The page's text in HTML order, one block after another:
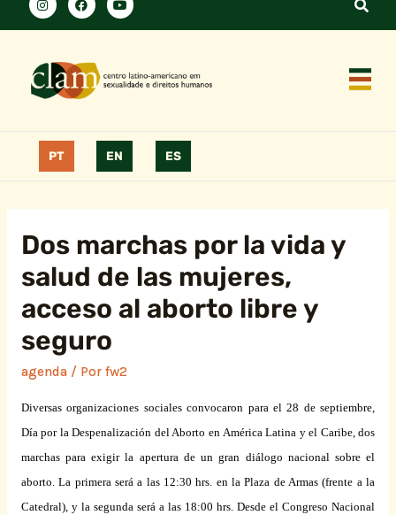
PT EN ES
Dos marchas por la vida y
salud de las mujeres,
acceso al aborto libre y
seguro
agenda/ Por fw2
Diversas organizaciones sociales convocaron para el 28 de septiembre,
Día por la Despenalización del Aborto en América Latina y el Caribe, dos
marchas para exigir la apertura de un gran diálogo nacional sobre el
aborto. La primera será a las 12:30 hrs. enla Plaza de Armas (frente ala
Catedral), y la segunda será a las 18:00 hrs. Desde el Congreso Nacional